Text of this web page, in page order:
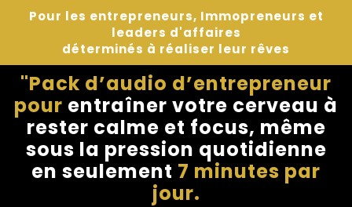
Pour les entrepreneurs, Immopreneurs et
leaders d'affaires
déterminés à réaliser leur rêves
"Pack d’audio d’entrepreneur
pour entraîner votre cerveau à
rester calme et focus, même
sous la pression quotidienne
en seulement 7 minutes par
jour.